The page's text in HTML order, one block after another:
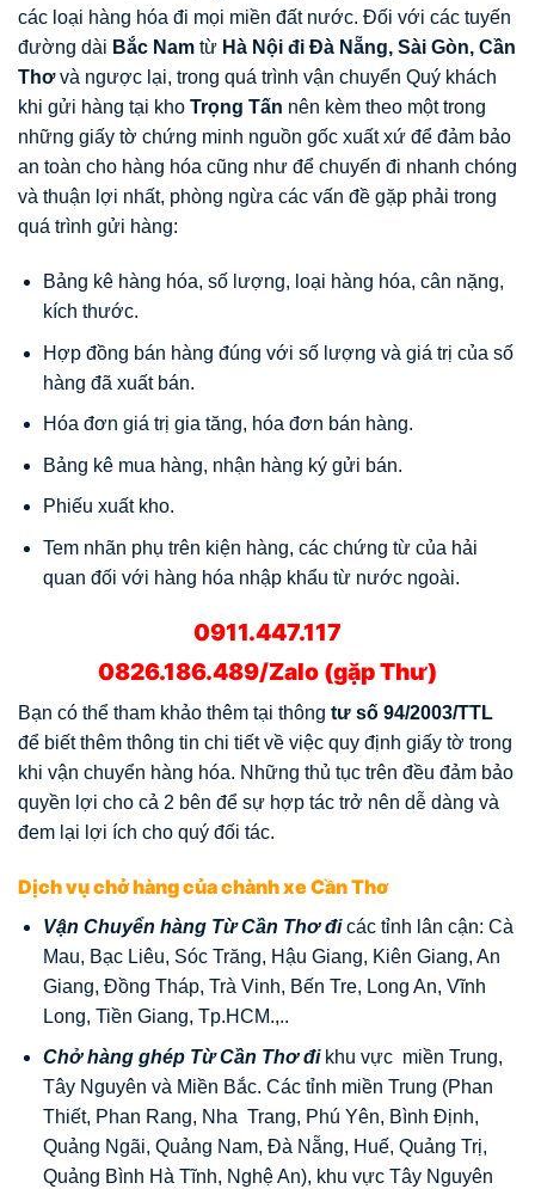
các loại hàng hóa đi mọi miền đất nước. Đối với các tuyến
đường dài Bắc Nam từ Hà Nội đi Đà Nẵng, Sài Gòn, Cần
Thơvà ngược lại, trong quá trình vận chuyển Quý khách
khi gửi hàng tại kho Trọng Tấn nên kèm theo một trong
những giấy tờ chứng minh nguồn gốc xuất xứ để đảm bảo
an toàn cho hàng hóa cũng như để chuyến đi nhanh chóng
và thuận lợi nhất, phòng ngừa các vấn đề gặp phải trong
quá trình gửi hàng:
Bảng kê hàng hóa, số lượng, loại hàng hóa, cân nặng,
kích thước.
Hợp đồng bán hàng đúng với số lượng và giá trị của số
hàng đã xuất bán.
Hóa đơn giá trị gia tăng, hóa đơn bán hàng.
Bảng kê mua hàng, nhận hàng ký gửi bán.
Phiếu xuất kho.
Tem nhãn phụ trên kiện hàng, các chứng từ của hải
quan đối với hàng hóa nhập khẩu từ nước ngoài.
0911.447.117
0826.186.489/Zalo (gặp Thư)
Bạn có thể tham khảo thêm tại thông tư số 94/2003/TTL
để biết thêm thông tin chi tiết về việc quy định giấy tờ trong
khi vận chuyển hàng hóa. Những thủ tục trên đều đảm bảo
quyền lợi cho cả 2 bên để sự hợp tác trở nên dễ dàng và
đem lại lợi ích cho quý đối tác.
Dịch vụ chở hàng của chành xe Cần Thơ
Vận Chuyển hàng Từ Cần Thơ đicác tỉnh lân cận: Cà
Mau, Bạc Liêu, Sóc Trăng, Hậu Giang, Kiên Giang, An
Giang, Đồng Tháp, Trà Vinh, Bến Tre, Long An, Vĩnh
Long, Tiền Giang, Tp.HCM.,..
Chở hàng ghép Từ Cần Thơ đikhu vực miền Trung,
Tây Nguyên và Miền Bắc. Các tỉnh miền Trung (Phan
Thiết, Phan Rang, Nha Trang, Phú Yên, Bình Định,
Quảng Ngãi, Quảng Nam, Đà Nẵng, Huế, Quảng Trị,
Quảng Bình Hà Tĩnh, Nghệ An), khu vực Tây Nguyên